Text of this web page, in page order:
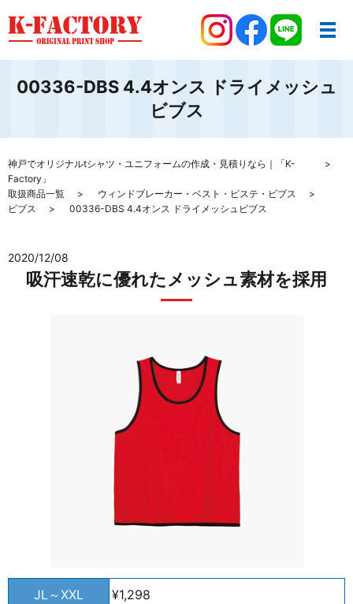
00336-DBS 4.4オンス ドライメッシュ
ビブス
神戸でオリジナルtシャツ・ユニフォームの作成・見積りなら｜「K-
Factory」
取扱商品一覧
ウィンドブレーカー・ベスト・ピステ・ビブス
ビブス
00336-DBS 4.4オンス ドライメッシュビブス
2020/12/08
吸汗速乾に優れたメッシュ素材を採用
JL～XXL ¥1,298